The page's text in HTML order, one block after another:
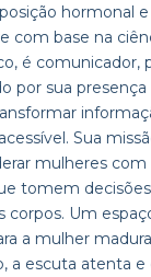
hormonal
com base na
é comunicador,
por sua presença
Sua
mulheres
tomem
corpos. Um
a mulher
a escuta atenta